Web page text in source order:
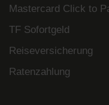
Mastercard Click to
TF Sofortgeld
Reiseversicherung
Ratenzahlung